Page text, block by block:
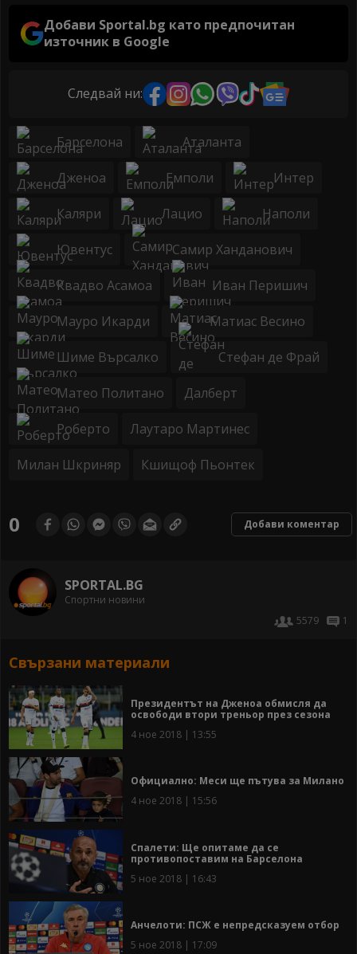
Добави Sportal.bg като предпочитан
източник в Google
Следвай ни:
Барселона Аталанта
Дженоа Емполи Интер
Каляри Лацио Наполи
Ювентус Самир Ханданович
Квадво Асамоа Иван Перишич
Мауро Икарди Матиас Весино
Шиме Върсалко Стефан де Фрай
Матео Политано Далберт
Роберто Лаутаро Мартинес
Милан Шкриняр Кшищоф Пьонтек
0 Добави коментар
SPORTAL.BG
Спортни новини
5579
1
Свързани материали
Президентът на Дженоа обмисля да
освободи втори треньор през сезона
4 ное 2018 | 13:55
Официално: Меси ще пътува за Милано
4 ное 2018 | 15:56
Спалети: Ще опитаме да се
противопоставим на Барселона
5 ное 2018 | 16:43
Анчелоти: ПСЖ е непредсказуем отбор
5 ное 2018 | 17:09